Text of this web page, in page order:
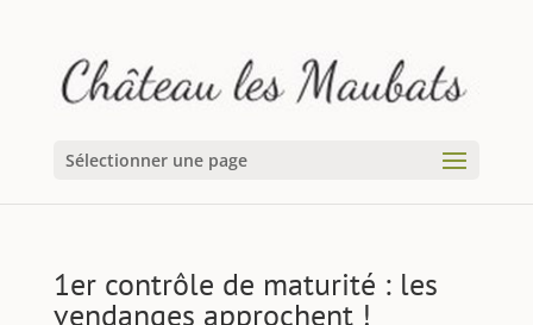
Sélectionner une page
1er contrôle de maturité : les
vendanges approchent !